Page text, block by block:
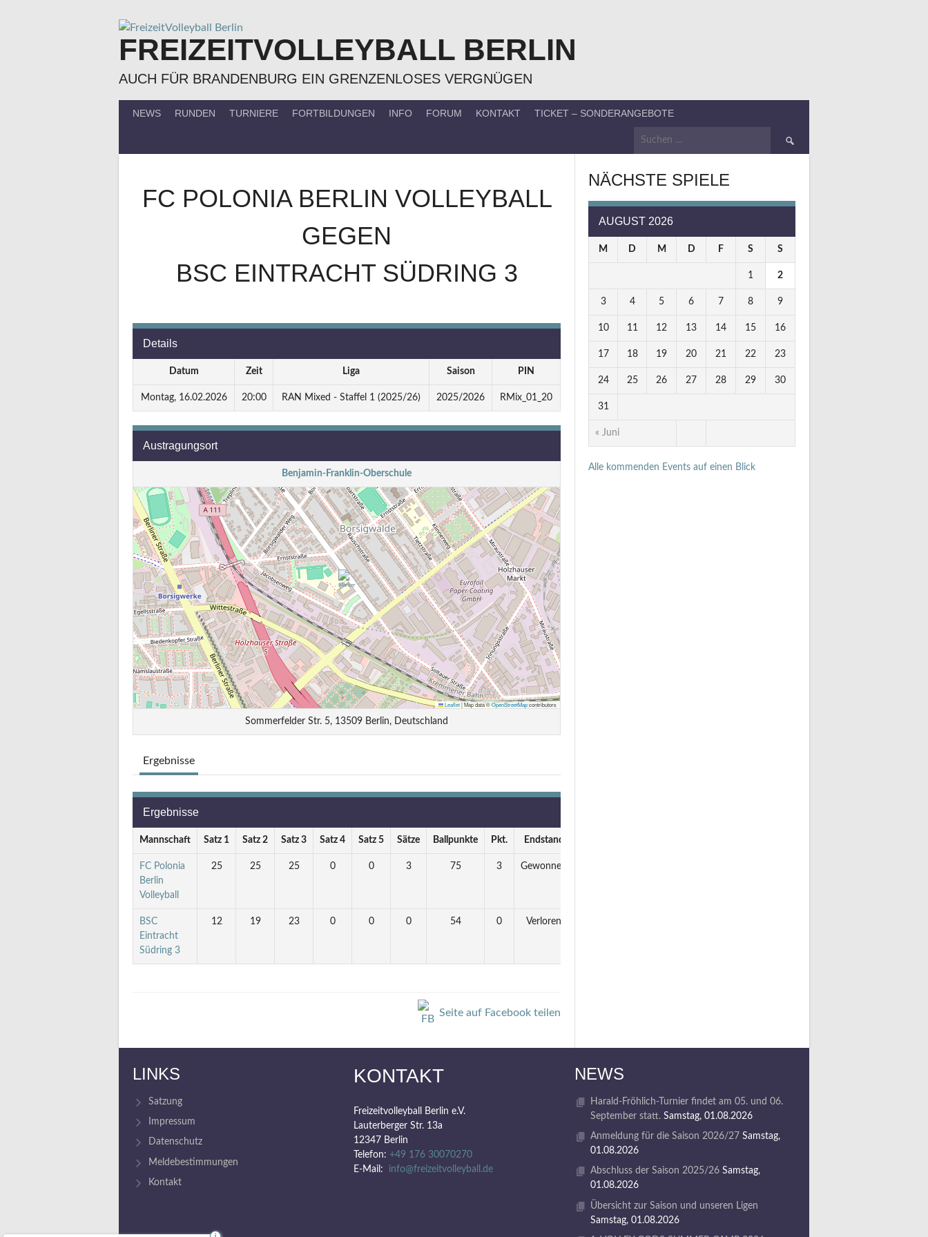
FREIZEITVOLLEYBALL BERLIN
AUCH FÜR BRANDENBURG EIN GRENZENLOSES VERGNÜGEN
NEWS RUNDEN TURNIERE FORTBILDUNGEN INFO FORUM KONTAKT
TICKET – SONDERANGEBOTE
Suchen
FC POLONIA BERLIN VOLLEYBALL
GEGEN
BSC EINTRACHT SÜDRING 3
Details
Datum Zeit Liga Saison PIN
Montag, 16.02.2026 20:00 RAN Mixed - Staffel 1 (2025/26) 2025/2026 RMix_01_20
Austragungsort
Benjamin-Franklin-Oberschule
Leaflet|Map data ©OpenStreetMapcontributors
Sommerfelder Str. 5, 13509 Berlin, Deutschland
Ergebnisse
Ergebnisse
Mannschaft Satz 1 Satz 2 Satz 3 Satz 4 Satz 5 Sätze Ballpunkte Pkt. Endstand
FC Polonia
Berlin
Volleyball
25 25 25 0 0 3 75 3 Gewonnen
BSC
Eintracht
Südring 3
12 19 23 0 0 0 54 0 Verloren
Seite auf Facebook teilen
NÄCHSTE SPIELE
AUGUST 2026
M D M D F S S
« Juni
1 2
3 4 5 6 7 8 9
10 11 12 13 14 15 16
17 18 19 20 21 22 23
24 25 26 27 28 29 30
31
Alle kommenden Events auf einen Blick
LINKS
Satzung
Impressum
Datenschutz
Meldebestimmungen
Kontakt
KONTAKT
Freizeitvolleyball Berlin e.V.
Lauterberger Str. 13a
12347 Berlin
Telefon: +49 176 30070270
E-Mail: info@freizeitvolleyball.de
NEWS
Harald-Fröhlich-Turnier findet am 05. und 06.
September statt. Samstag, 01.08.2026
Anmeldung für die Saison 2026/27 Samstag,
01.08.2026
Abschluss der Saison 2025/26 Samstag,
01.08.2026
Übersicht zur Saison und unseren Ligen
Samstag, 01.08.2026